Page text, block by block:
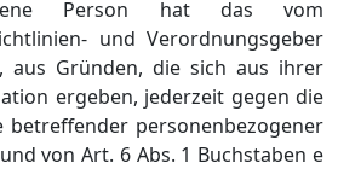
Person hat das vom
und Verordnungsgeber
aus Gründen, die sich aus ihrer
ergeben, jederzeit gegen die
betreffender personenbezogener
von Art. 6 Abs. 1 Buchstaben e